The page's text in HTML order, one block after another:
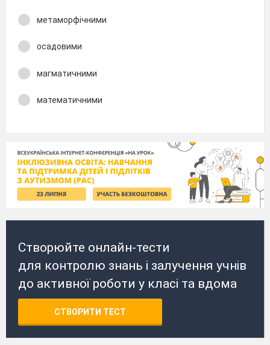
метаморфічними
осадовими
магматичними
математичними
Створюйте онлайн-тести
для контролю знань і залучення учнів
до активної роботи у класі та вдома
СТВОРИТИ ТЕСТ